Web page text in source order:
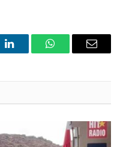
LinkedInWhatsAppEmail